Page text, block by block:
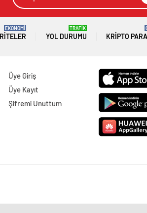
EKONOMİ
YOL DURUMU
TRAFİK
KRIPTO
Üye Giriş
Üye Kayıt
Şifremi Unuttum